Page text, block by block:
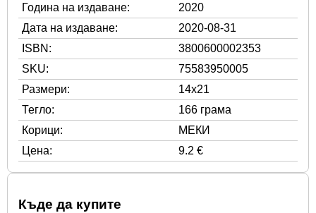
Година на издаване:
2020
Дата на издаване:
2020-08-31
ISBN:
3800600002353
SKU:
75583950005
Размери:
14x21
Тегло:
166 грама
Корици:
МЕКИ
Цена:
9.2 €
Къде да купите